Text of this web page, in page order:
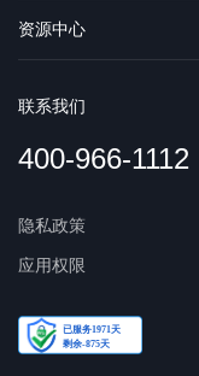
资源中心
联系我们
400-966-1112
隐私政策
应用权限